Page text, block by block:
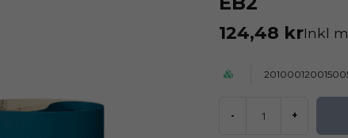
124,48 krInkl
- +